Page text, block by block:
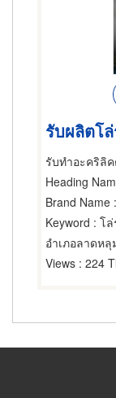
รับผลิตโ
รับทำอะคริลิ
Heading
Brand Name
Keyword : โ
อำเภอลาดหลุ
Views : 224